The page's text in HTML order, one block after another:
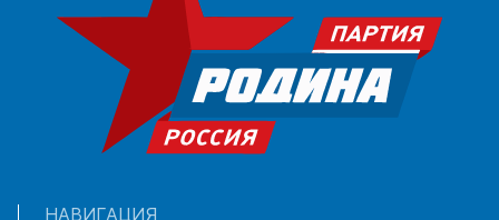
НАВИГАЦИЯ